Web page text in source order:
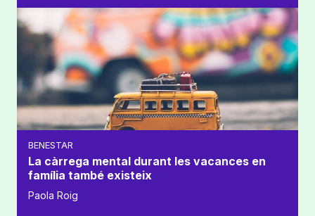
BENESTAR
La càrrega mental durant les vacances en
família també existeix
Paola Roig